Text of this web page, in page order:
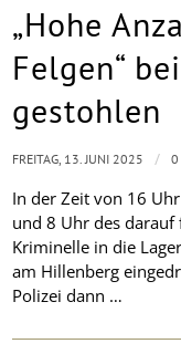
„Hohe
Felgen“
gestohlen
In der Zeit von 16
und 8 Uhr des darauf
Kriminelle in die
am Hillenberg
Polizei dann …
FREITAG, 13. JUNI 2025 / 0